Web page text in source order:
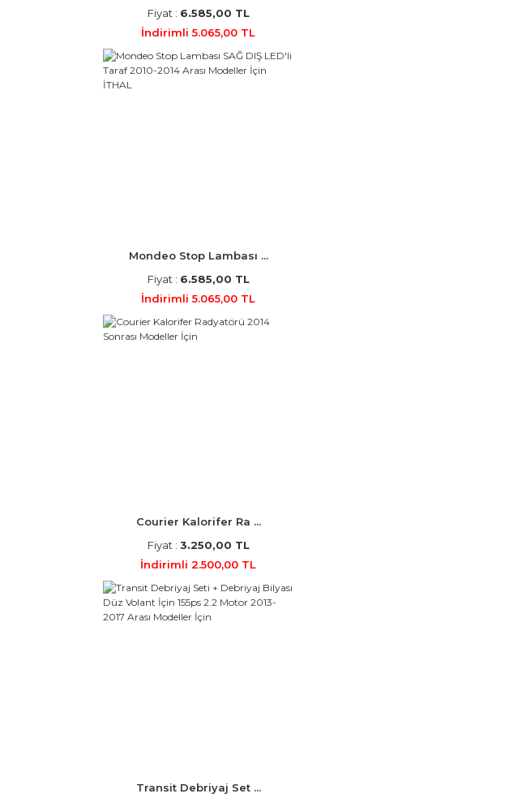
Fiyat : 6.585,00 TL
İndirimli 5.065,00 TL
Mondeo Stop Lambası ...
Fiyat : 6.585,00 TL
İndirimli 5.065,00 TL
Courier Kalorifer Ra ...
Fiyat : 3.250,00 TL
İndirimli 2.500,00 TL
Transit Debriyaj Set ...